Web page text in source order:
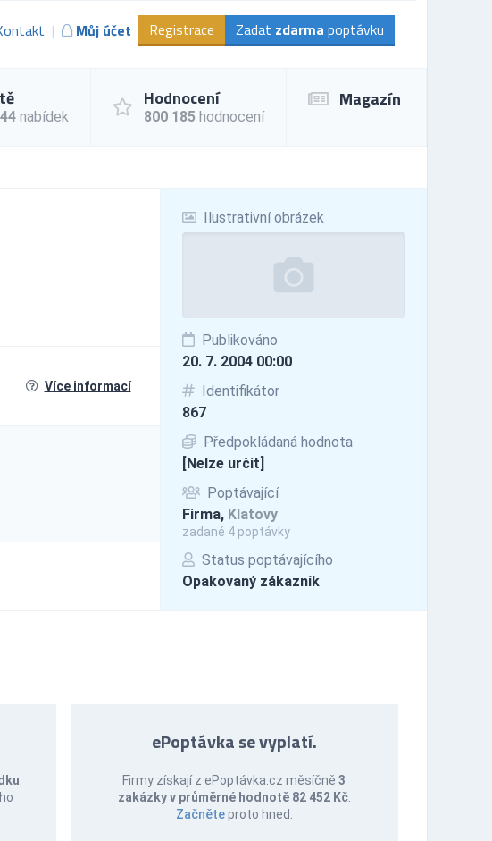
Můj účet Registrace Zadat zdarma poptávku
nabídek
Hodnocení
800 185 hodnocení
Magazín
Ilustrativní obrázek
Publikováno
20. 7. 2004 00:00
Identifikátor
867
Předpokládaná hodnota
[Nelze určit]
Poptávající
Firma, Klatovy
zadané 4 poptávky
Status poptávajícího
Opakovaný zákazník
Více informací
ePoptávka se vyplatí.
Firmy získají z ePoptávka.cz měsíčně3
zakázky v průměrné hodnotě 82 452 Kč.
Začněteproto hned.